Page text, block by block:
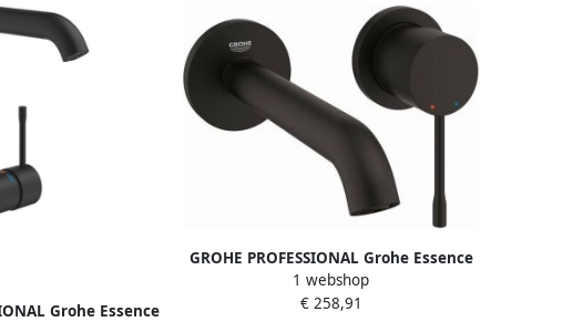
Grohe Essence
GROHE PROFESSIONAL Grohe Essence
tweegats wastafelmengkraan M-size
zonder inbouwdeel Phantom Black
1 webshop
€ 258,91